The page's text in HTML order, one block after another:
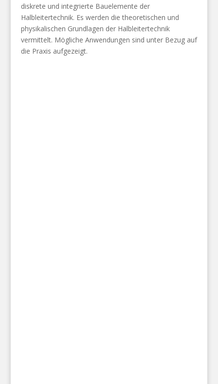
diskrete und integrierte Bauelemente der
Halbleitertechnik. Es werden die theoretischen und
physikalischen Grundlagen der Halbleitertechnik
vermittelt. Mögliche Anwendungen sind unter Bezug auf
die Praxis aufgezeigt.